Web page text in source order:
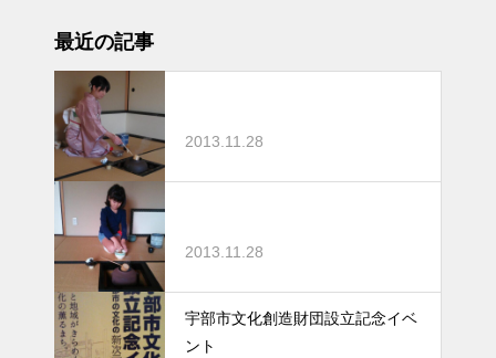
最近の記事
2013.11.28
2013.11.28
宇部市文化創造財団設立記念イベ
ント